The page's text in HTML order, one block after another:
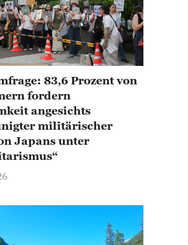
83,6 Prozent von
fordern
angesichts
militärischer
Japans unter